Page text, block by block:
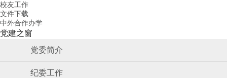
校友工作
文件下载
中外合作办学
党建之窗
党委简介
纪委工作